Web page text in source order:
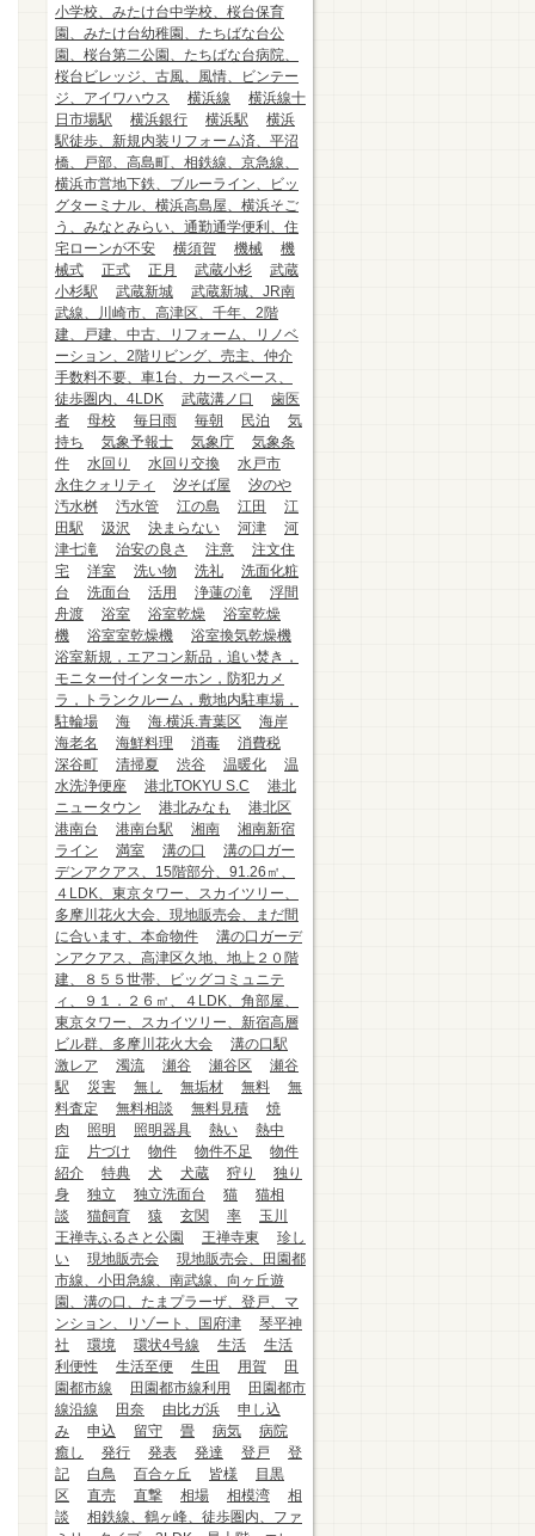
小学校、みたけ台中学校、桜台保育
園、みたけ台幼稚園、たちばな台公
園、桜台第二公園、たちばな台病院、
桜台ビレッジ、古風、風情、ビンテー
ジ、アイワハウス
横浜線
横浜線十
日市場駅
横浜銀行 横浜駅
横浜
駅徒歩、新規内装リフォーム済、平沼
橋、戸部、高島町、相鉄線、京急線、
横浜市営地下鉄、ブルーライン、ビッ
グターミナル、横浜高島屋、横浜そご
う、みなとみらい、通勤通学便利、住
宅ローンが不安
横須賀 機械
機
械式
正式 正月 武蔵小杉
武蔵
小杉駅
武蔵新城
武蔵新城、JR南
武線、川崎市、高津区、千年、2階
建、戸建、中古、リフォーム、リノベ
ーション、2階リビング、売主、仲介
手数料不要、車1台、カースペース、
徒歩圏内、4LDK
武蔵溝ノ口
歯医
者
母校 毎日雨 毎朝 民泊
気
持ち
気象予報士 気象庁
気象条
件
水回り 水回り交換
水戸市
永住クォリティ
汐そば屋
汐のや
汚水桝
汚水管 江の島 江田
江
田駅
汲沢 決まらない 河津
河
津七滝
治安の良さ 注意
注文住
宅
洋室 洗い物 洗礼
洗面化粧
台
洗面台 活用 浄蓮の滝
浮間
舟渡
浴室 浴室乾燥
浴室乾燥
機
浴室室乾燥機
浴室換気乾燥機
浴室新規，エアコン新品，追い焚き，
モニター付インターホン，防犯カメ
ラ，トランクルーム，敷地内駐車場，
駐輪場
海 海.横浜.青葉区
海岸
海老名
海鮮料理 消毒
消費税
深谷町
清掃夏 渋谷 温暖化
温
水洗浄便座
港北TOKYU S.C
港北
ニュータウン
港北みなも
港北区
港南台
港南台駅 湘南
湘南新宿
ライン
満室 溝の口
溝の口ガー
デンアクアス、15階部分、91.26㎡、
４LDK、東京タワー、スカイツリー、
多摩川花火大会、現地販売会、まだ間
に合います、本命物件
溝の口ガーデ
ンアクアス、高津区久地、地上２０階
建、８５５世帯、ビッグコミュニテ
ィ、９１．２６㎡、４LDK、角部屋、
東京タワー、スカイツリー、新宿高層
ビル群、多摩川花火大会
溝の口駅
激レア
濁流 瀬谷 瀬谷区
瀬谷
駅
災害 無し 無垢材 無料
無
料査定
無料相談 無料見積
焼
肉
照明 照明器具 熱い
熱中
症
片づけ 物件 物件不足
物件
紹介
特典 犬 犬蔵 狩り
独り
身
独立 独立洗面台 猫
猫相
談
猫飼育 猿 玄関 率
玉川
王禅寺ふるさと公園
王禅寺東
珍し
い
現地販売会
現地販売会、田園都
市線、小田急線、南武線、向ヶ丘遊
園、溝の口、たまプラーザ、登戸、マ
ンション、リゾート、国府津
琴平神
社
環境 環状4号線 生活
生活
利便性
生活至便 生田 用賀
田
園都市線
田園都市線利用
田園都市
線沿線
田奈 由比ガ浜
申し込
み
申込 留守 畳 病気
病院
癒し
発行 発表 発達 登戸
登
記
白鳥 百合ヶ丘 皆様
目黒
区
直売 直撃 相場 相模湾
相
談
相鉄線、鶴ヶ峰、徒歩圏内、ファ